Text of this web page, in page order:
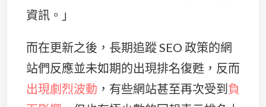
資訊。」
而在更新之後，長期追蹤 SEO 政策的網
站們反應並未如期的出現排名復甦，反而
出現劇烈波動 ，有些網站甚至再次受到 負